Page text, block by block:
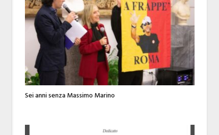
Sei anni senza Massimo Marino